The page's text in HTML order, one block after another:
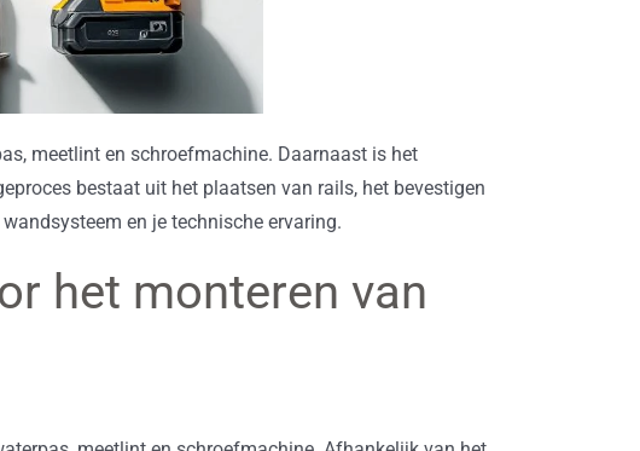
meetlint en schroefmachine. Daarnaast is het
bestaat uit het plaatsen van rails, het bevestigen
en je technische ervaring.
het monteren van